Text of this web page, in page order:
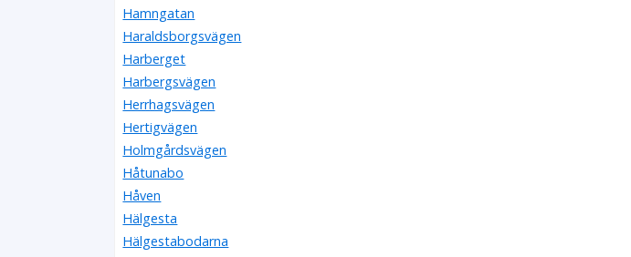
Hamngatan
Haraldsborgsvägen
Harberget
Harbergsvägen
Herrhagsvägen
Hertigvägen
Holmgårdsvägen
Håtunabo
Håven
Hälgesta
Hälgestabodarna